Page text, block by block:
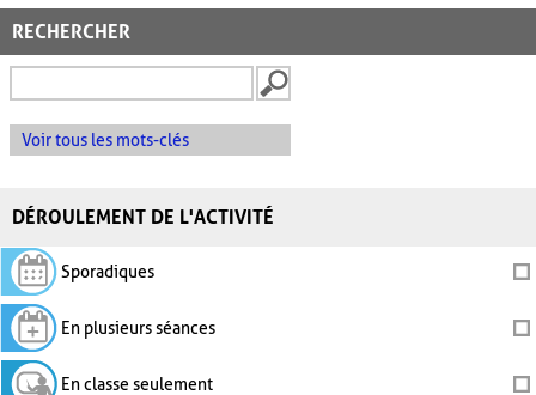
RECHERCHER
Voir tous les mots-clés
DÉROULEMENT DE L'ACTIVITÉ
Sporadiques
En plusieurs séances
En classe seulement